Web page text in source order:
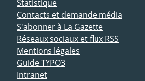
Statistique
Contacts et demande média
S'abonner à La Gazette
Réseaux sociaux et flux RSS
Mentions légales
Guide TYPO3
Intranet